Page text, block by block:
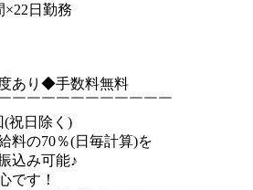
日勤務
あり◆手数料無料
￣￣￣￣￣￣￣￣￣￣￣
(祝日除く)
料の70％(日毎計算)を
込み可能♪
です！